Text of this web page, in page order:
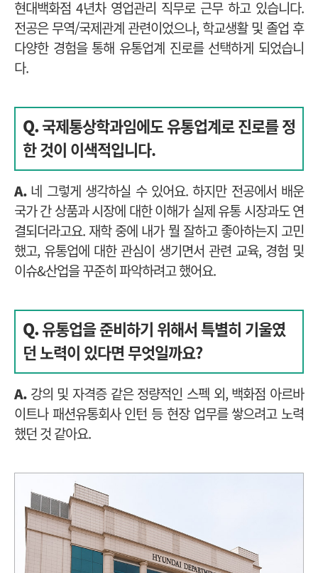
현대백화점 4년차 영업관리 직무로 근무 하고 있습니다.
전공은 무역/국제관계 관련이었으나, 학교생활 및 졸업 후
다양한 경험을 통해 유통업계 진로를 선택하게 되었습니
다.
Q. 국제통상학과임에도 유통업계로 진로를 정
한 것이 이색적입니다.
A. 네 그렇게 생각하실 수 있어요. 하지만 전공에서 배운
국가 간 상품과 시장에 대한 이해가 실제 유통 시장과도 연
결되더라고요. 재학 중에 내가 뭘 잘하고 좋아하는지 고민
했고, 유통업에 대한 관심이 생기면서 관련 교육, 경험 및
이슈&산업을 꾸준히 파악하려고 했어요.
Q. 유통업을 준비하기 위해서 특별히 기울였
던 노력이 있다면 무엇일까요?
A. 강의 및 자격증 같은 정량적인 스펙 외, 백화점 아르바
이트나 패션유통회사 인턴 등 현장 업무를 쌓으려고 노력
했던 것 같아요.